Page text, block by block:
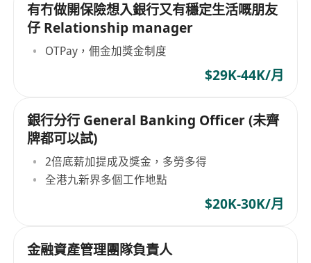
有冇做開保險想入銀行又有穩定生活嘅朋友
仔 Relationship manager
OTPay，佣金加獎金制度
$29K-44K/月
銀行分行 General Banking Officer (未齊
牌都可以試)
2倍底薪加提成及獎金，多勞多得
全港九新界多個工作地點
$20K-30K/月
金融資產管理團隊負責人